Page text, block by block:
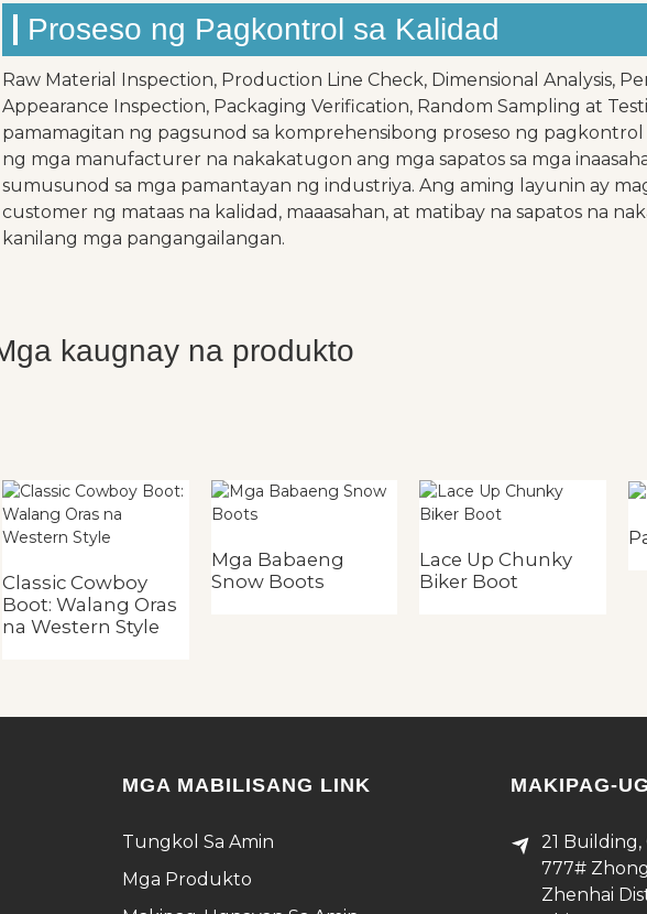
Proseso ng Pagkontrol sa Kalidad
Raw Material Inspection, Production Line Check, Dimensional Analysis,
Appearance Inspection, Packaging Verification, Random Sampling at
pamamagitan ng pagsunod sa komprehensibong proseso ng pagkontrol
ng mga manufacturer na nakakatugon ang mga sapatos sa mga
sumusunod sa mga pamantayan ng industriya. Ang aming layunin ay
customer ng mataas na kalidad, maaasahan, at matibay na sapatos na
kanilang mga pangangailangan.
kaugnay na produkto
Classic Cowboy
Boot: Walang Oras
na Western Style
Mga Babaeng
Snow Boots
Lace Up Chunky
Biker Boot
MGA MABILISANG LINK
Tungkol Sa Amin
Mga Produkto
MAKIPAG-
21
777#
Zhenhai